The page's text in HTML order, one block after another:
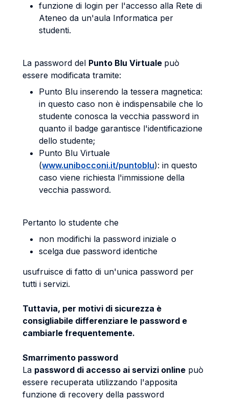
funzione di login per l'accesso alla Rete di
Ateneo da un'aula Informatica per
studenti.
La password del Punto Blu Virtuale può
essere modificata tramite:
Punto Blu inserendo la tessera magnetica:
in questo caso non è indispensabile che lo
studente conosca la vecchia password in
quanto il badge garantisce l'identificazione
dello studente;
Punto Blu Virtuale
(www.unibocconi.it/puntoblu): in questo
caso viene richiesta l'immissione della
vecchia password.
Pertanto lo studente che
non modifichi la password iniziale o
scelga due password identiche
usufruisce di fatto di un'unica password per
tutti i servizi.
Tuttavia, per motivi di sicurezza è
consigliabile differenziare le password e
cambiarle frequentemente.
Smarrimento password
La password di accesso ai servizi online può
essere recuperata utilizzando l'apposita
funzione di recovery della password